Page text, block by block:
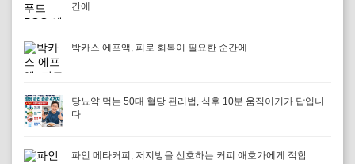
간에
박카스 에프액, 피로 회복이 필요한 순간에
당뇨약 먹는 50대 혈당 관리법, 식후 10분 움직이기가 답입니
다
파인 메타커피, 저지방을 선호하는 커피 애호가에게 적합